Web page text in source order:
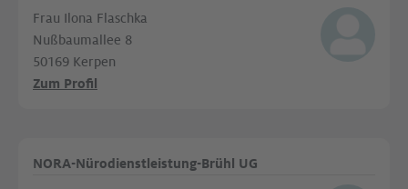
Frau Ilona Flaschka
Nußbaumallee 8
50169 Kerpen
Zum Profil
NORA-Nürodienstleistung-Brühl UG